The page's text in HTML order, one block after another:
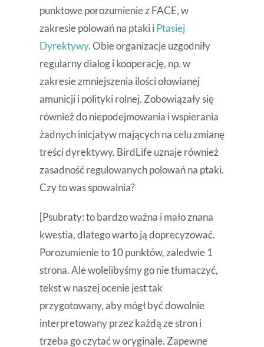
punktowe porozumienie z FACE, w
zakresie polowań na ptaki i Ptasiej
Dyrektywy. Obie organizacje uzgodniły
regularny dialog i kooperację, np. w
zakresie zmniejszenia ilości ołowianej
amunicji i polityki rolnej. Zobowiązały się
również do niepodejmowania i wspierania
żadnych inicjatyw mających na celu zmianę
treści dyrektywy. BirdLife uznaje również
zasadność regulowanych polowań na ptaki.
Czy to was spowalnia?
[Psubraty: to bardzo ważna i mało znana
kwestia, dlatego warto ją doprecyzować.
Porozumienie to 10 punktów, zaledwie 1
strona. Ale wolelibyśmy go nie tłumaczyć,
tekst w naszej ocenie jest tak
przygotowany, aby mógł być dowolnie
interpretowany przez każdą ze stron i
trzeba go czytać w oryginale. Zapewne